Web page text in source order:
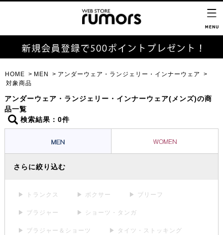
HOME MEN
アンダーウェア・ランジェリー・インナーウェア
対象商品
アンダーウェア・ランジェリー・インナーウェア(メンズ)の商
品一覧
検索結果：0件
さらに絞り込む
▶ トランクス ▶ ボクサー ▶ ブリーフ
▶ ブラジャー ▶ ショーツ・タンガ
▶ ブラジャー＆ショーツ ▶ タイツ・ストッキング